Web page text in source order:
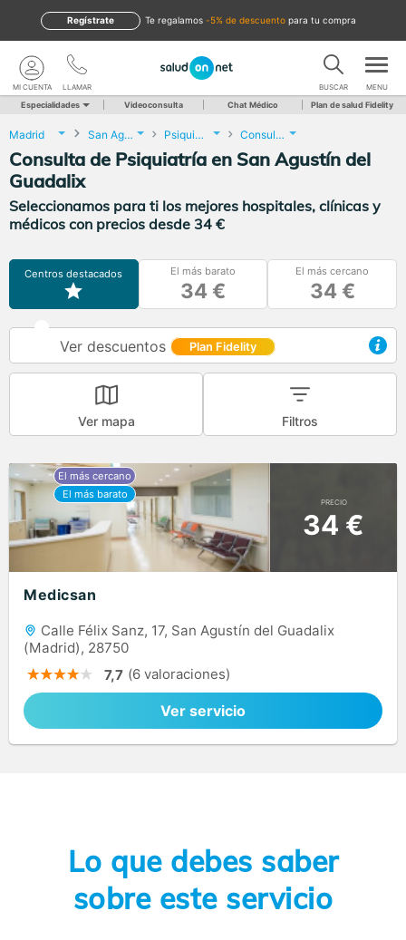
te regalamos -5% de descuento para tu compra
Regístrate
LLAMAR
MI CUENTA BUSCAR MENU
Especialidades Videoconsulta Chat Médico Plan de salud Fidelity
Madrid San Agustín del Guadalix Psiquiatría Consulta de Psiquiatría
Consulta de Psiquiatría en San Agustín del
Guadalix
Seleccionamos para ti los mejores hospitales, clínicas y
médicos con precios desde 34 €
Centros destacados El más barato
34 €
El más cercano
34 €
Ver descuentos Plan Fidelity
Ver mapa Filtros
PRECIO
34 €
Medicsan
Calle Félix Sanz, 17, San Agustín del Guadalix
(Madrid), 28750
7,7 (6 valoraciones)
Ver servicio
Lo que debes saber
sobre este servicio